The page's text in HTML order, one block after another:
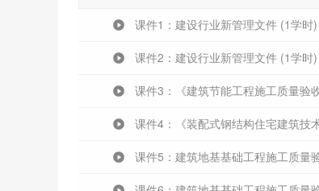
课件1：建设行业新管理文件 (1学时)
课件2：建设行业新管理文件 (1学时)
课件3：《建筑节能工程施工质量验
课件4：《装配式钢结构住宅建筑技
课件5：建筑地基基础工程施工质量